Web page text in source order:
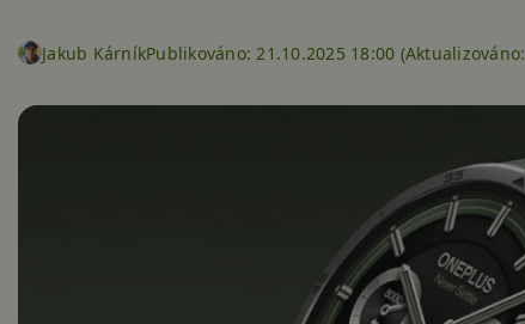
Jakub KárníkPublikováno: 21.10.2025 18:00 (Aktualizováno: